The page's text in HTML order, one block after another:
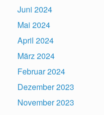
Juni 2024
Mai 2024
April 2024
März 2024
Februar 2024
Dezember 2023
November 2023